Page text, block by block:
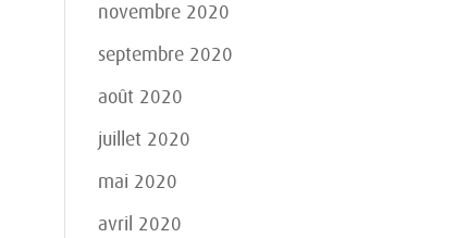
novembre 2020
septembre 2020
août 2020
juillet 2020
mai 2020
avril 2020